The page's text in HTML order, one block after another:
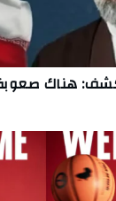
يكشف: هناك